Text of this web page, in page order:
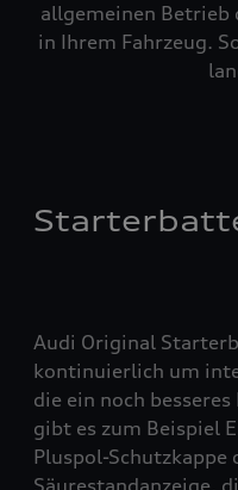
allgemeinen Betrieb
in Ihrem Fahrzeug.
Audi Original
kontinuierlich um
die ein noch
gibt es zum Beispiel
Pluspol-Schutzkappe
Säurestandanzeige,